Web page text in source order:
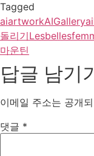
Tagged
aiartworkAIGallery
돌리기
마운틴
답글 남기
이메일 주소는 공개
댓글 *